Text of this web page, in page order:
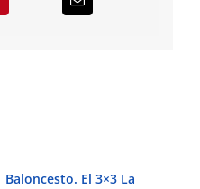
Baloncesto. El 3×3 La